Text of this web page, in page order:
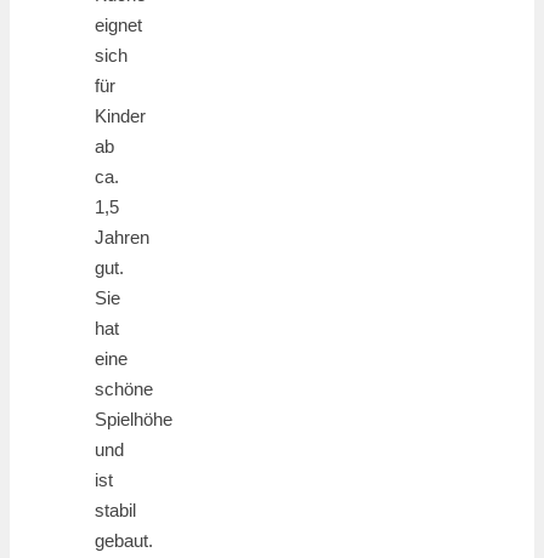
eignet
sich
für
Kinder
ab
ca.
1,5
Jahren
gut.
Sie
hat
eine
schöne
Spielhöhe
und
ist
stabil
gebaut.